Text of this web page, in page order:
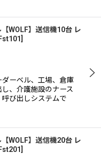
WOLF】送信機10台 レ
ーベル、工場、倉庫
、介護施設のナース
び出しシステムで
WOLF】送信機20台 レ